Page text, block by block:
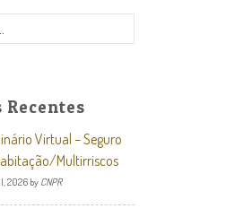
Recentes
Virtual – Seguro
Multirriscos
2026 by CNPR